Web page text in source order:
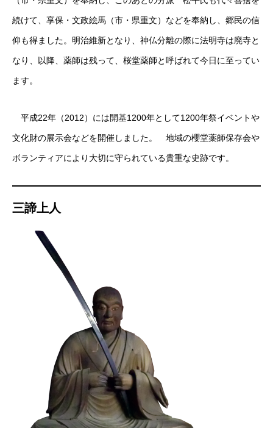
続けて、享保・文政絵馬（市・県重文）などを奉納し、郷民の信
仰も得ました。明治維新となり、神仏分離の際に法明寺は廃寺と
なり、以降、薬師は残って、桜堂薬師と呼ばれて今日に至ってい
ます。
平成22年（2012）には開基1200年として1200年祭イベントや
文化財の展示会などを開催しました。 地域の櫻堂薬師保存会や
ボランティアにより大切に守られている貴重な史跡です。
三諦上人